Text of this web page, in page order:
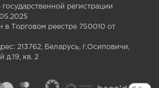
государственной регистрации
в Торговом реестре 750010 от
213762, Беларусь, г.Осиповичи,
д.19, кв. 2